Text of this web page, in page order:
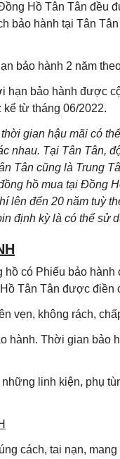
Hồ Tân Tân đều
bảo hành tại Tân
bảo hành 2 năm
hạn bảo hành được
từ tháng 06/2022.
gian hậu mãi có
nhau. Tại Tân Tân,
Tân cũng là Trung
hồ mua tại Đồng
lên đến 20 năm tuỳ
định kỳ là có thể sử
hồ có Phiếu bảo
Tân Tân được điền
vẹn, không rách,
hành. Thời gian bảo
linh kiện, phụ
cách, tai nạn,